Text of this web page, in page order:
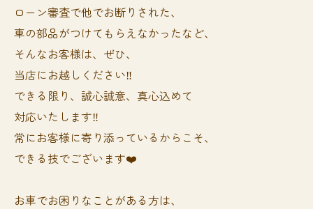
ローン審査で他でお断りされた、
車の部品がつけてもらえなかったなど、
そんなお客様は、ぜひ、
当店にお越しください‼️
できる限り、誠心誠意、真心込めて
対応いたします‼️
常にお客様に寄り添っているからこそ、
できる技でございます❤️
お車でお困りなことがある方は、